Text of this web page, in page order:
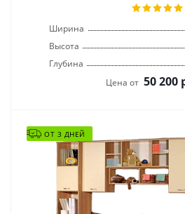
Ширина
Высота
Глубина
Цена от 50 200
ОТ 3 ДНЕЙ